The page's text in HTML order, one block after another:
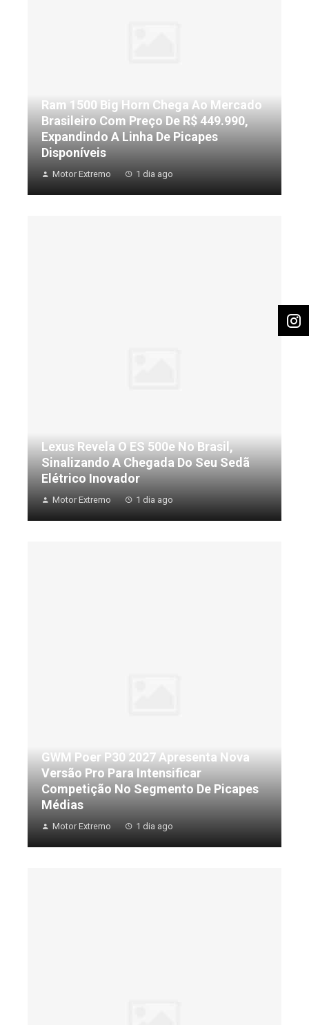
Ram 1500 Big Horn Chega Ao Mercado
Brasileiro Com Preço De R$ 449.990,
Expandindo A Linha De Picapes
Disponíveis
Motor Extremo 1 dia ago
Lexus Revela O ES 500e No Brasil,
Sinalizando A Chegada Do Seu Sedã
Elétrico Inovador
Motor Extremo 1 dia ago
GWM Poer P30 2027 Apresenta Nova
Versão Pro Para Intensificar
Competição No Segmento De Picapes
Médias
Motor Extremo 1 dia ago